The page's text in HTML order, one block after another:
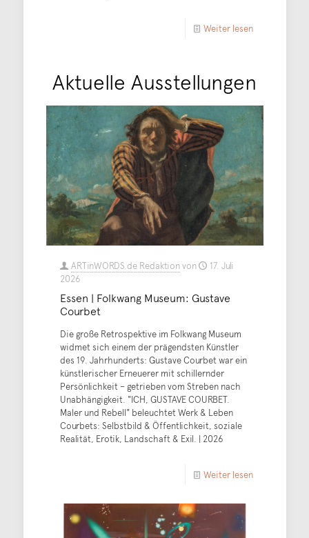
Weiter lesen
Aktuelle Ausstellungen
ARTinWORDS.de Redaktionvon
17. Juli
2026
Essen | Folkwang Museum: Gustave
Courbet
Die große Retrospektive im Folkwang Museum
widmet sich einem der prägendsten Künstler
des 19. Jahrhunderts: Gustave Courbet war ein
künstlerischer Erneuerer mit schillernder
Persönlichkeit – getrieben vom Streben nach
Unabhängigkeit. "ICH, GUSTAVE COURBET.
Maler und Rebell" beleuchtet Werk & Leben
Courbets: Selbstbild & Öffentlichkeit, soziale
Realität, Erotik, Landschaft & Exil. | 2026
Weiter lesen